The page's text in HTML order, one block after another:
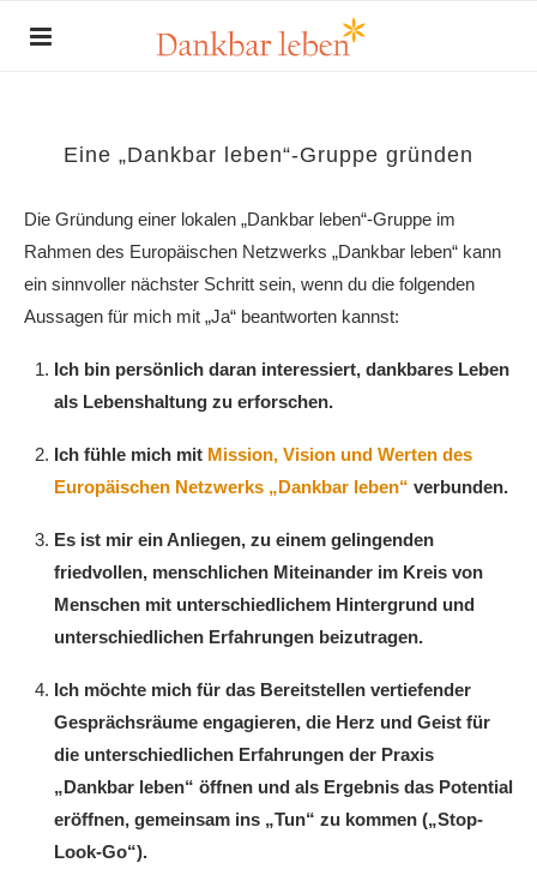
Eine „Dankbar leben“-Gruppe gründen
Die Gründung einer lokalen „Dankbar leben“-Gruppe im
Rahmen des Europäischen Netzwerks „Dankbar leben“ kann
ein sinnvoller nächster Schritt sein, wenn du die folgenden
Aussagen für mich mit „Ja“ beantworten kannst:
Ich bin persönlich daran interessiert, dankbares Leben
als Lebenshaltung zu erforschen.
Ich fühle mich mit Mission, Vision und Werten des
Europäischen Netzwerks „Dankbar leben“ verbunden.
Es ist mir ein Anliegen, zu einem gelingenden
friedvollen, menschlichen Miteinander im Kreis von
Menschen mit unterschiedlichem Hintergrund und
unterschiedlichen Erfahrungen beizutragen.
Ich möchte mich für das Bereitstellen vertiefender
Gesprächsräume engagieren, die Herz und Geist für
die unterschiedlichen Erfahrungen der Praxis
„Dankbar leben“ öffnen und als Ergebnis das Potential
eröffnen, gemeinsam ins „Tun“ zu kommen („Stop-
Look-Go“).